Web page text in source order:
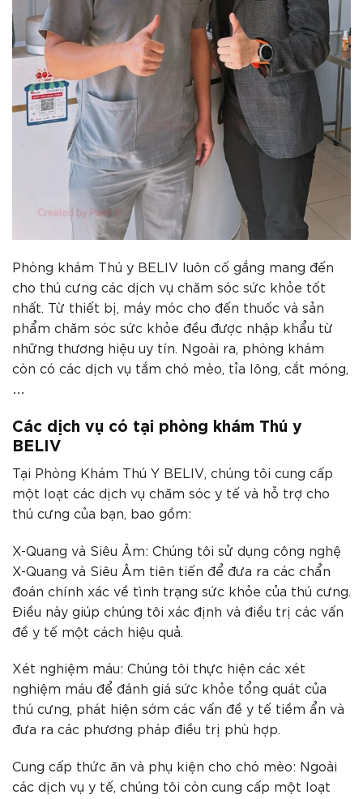
Phòng khám Thú y BELIV luôn cố gắng mang đến
cho thú cưng các dịch vụ chăm sóc sức khỏe tốt
nhất. Từ thiết bị, máy móc cho đến thuốc và sản
phẩm chăm sóc sức khỏe đều được nhập khẩu từ
những thương hiệu uy tín. Ngoài ra, phòng khám
còn có các dịch vụ tắm chó mèo, tỉa lông, cắt móng,
…
Các dịch vụ có tại phòng khám Thú y
BELIV
Tại Phòng Khám Thú Y BELIV, chúng tôi cung cấp
một loạt các dịch vụ chăm sóc y tế và hỗ trợ cho
thú cưng của bạn, bao gồm:
X-Quang và Siêu Âm: Chúng tôi sử dụng công nghệ
X-Quang và Siêu Âm tiên tiến để đưa ra các chẩn
đoán chính xác về tình trạng sức khỏe của thú cưng.
Điều này giúp chúng tôi xác định và điều trị các vấn
đề y tế một cách hiệu quả.
Xét nghiệm máu: Chúng tôi thực hiện các xét
nghiệm máu để đánh giá sức khỏe tổng quát của
thú cưng, phát hiện sớm các vấn đề y tế tiềm ẩn và
đưa ra các phương pháp điều trị phù hợp.
Cung cấp thức ăn và phụ kiện cho chó mèo: Ngoài
các dịch vụ y tế, chúng tôi còn cung cấp một loạt